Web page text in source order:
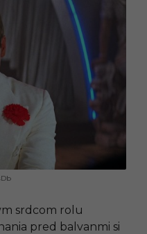
srdcom rolu
pred balvanmi si